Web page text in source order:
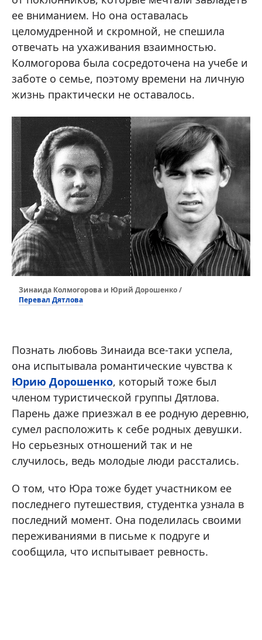
ее вниманием. Но она оставалась
целомудренной и скромной, не спешила
отвечать на ухаживания взаимностью.
Колмогорова была сосредоточена на учебе и
заботе о семье, поэтому времени на личную
жизнь практически не оставалось.
Зинаида Колмогорова и Юрий Дорошенко /
Перевал Дятлова
Познать любовь Зинаида все-таки успела,
она испытывала романтические чувства к
Юрию Дорошенко, который тоже был
членом туристической группы Дятлова.
Парень даже приезжал в ее родную деревню,
сумел расположить к себе родных девушки.
Но серьезных отношений так и не
случилось, ведь молодые люди расстались.
О том, что Юра тоже будет участником ее
последнего путешествия, студентка узнала в
последний момент. Она поделилась своими
переживаниями в письме к подруге и
сообщила, что испытывает ревность.